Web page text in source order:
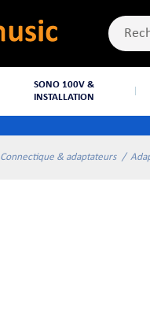
SONO 100V &
INSTALLATION
Connectique & adaptateurs